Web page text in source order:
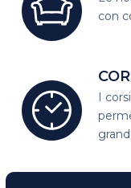
con
I